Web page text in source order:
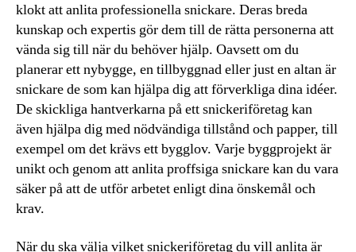
klokt att anlita professionella snickare. Deras breda
kunskap och expertis gör dem till de rätta personerna att
vända sig till när du behöver hjälp. Oavsett om du
planerar ett nybygge, en tillbyggnad eller just en altan är
snickare de som kan hjälpa dig att förverkliga dina idéer.
De skickliga hantverkarna på ett snickeriföretag kan
även hjälpa dig med nödvändiga tillstånd och papper, till
exempel om det krävs ett bygglov. Varje byggprojekt är
unikt och genom att anlita proffsiga snickare kan du vara
säker på att de utför arbetet enligt dina önskemål och
krav.
När du ska välja vilket snickeriföretag du vill anlita är